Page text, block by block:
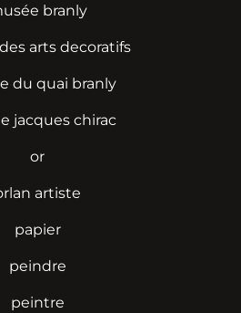
branly
arts decoratifs
du quai branly
jacques chirac
or
artiste
papier
peindre
peintre